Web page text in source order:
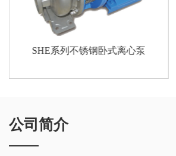
TP 系列单级双吸离心泵
公司简介